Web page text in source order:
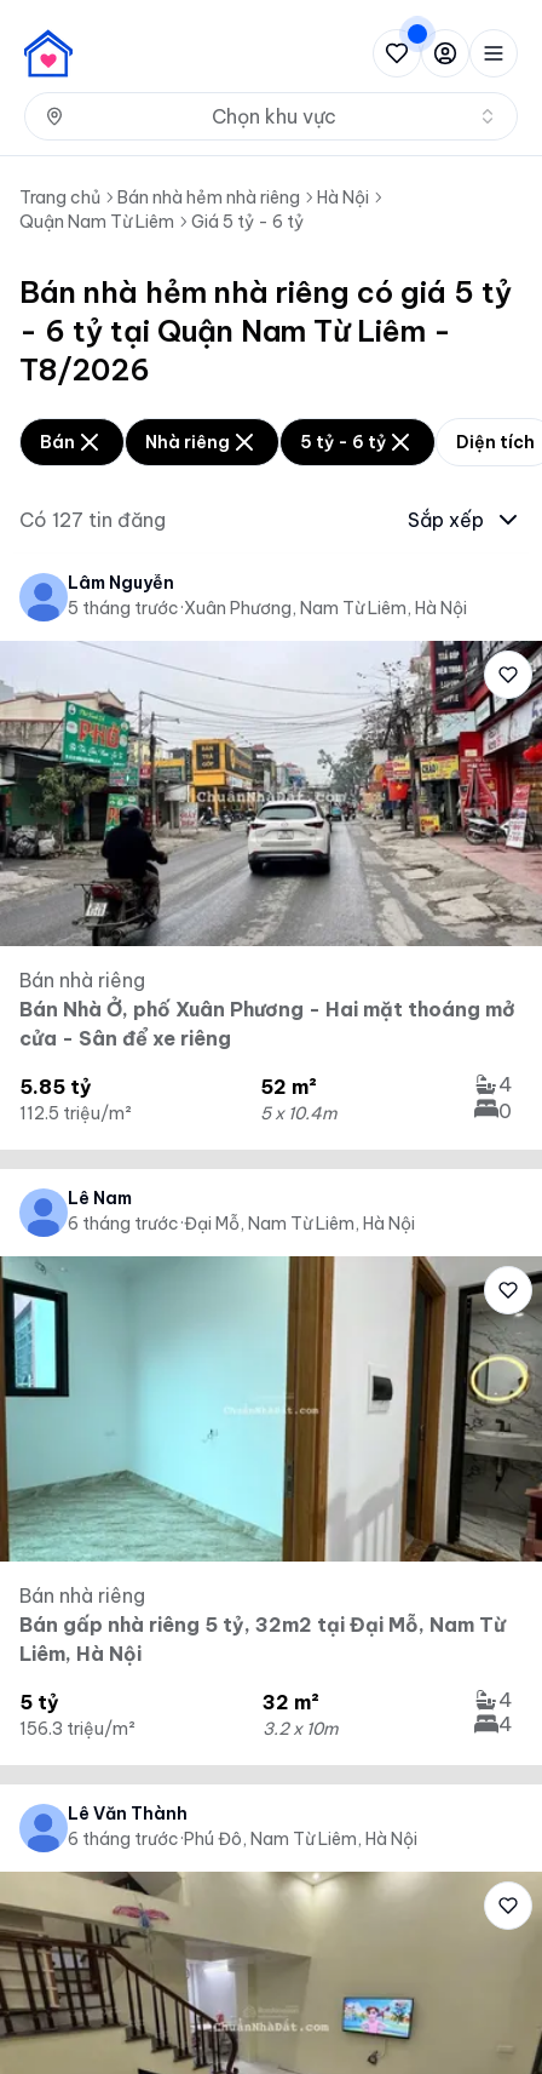
Chọn khu vực
Trang chủ Bán nhà hẻm nhà riêng
Hà Nội
Quận Nam Từ Liêm
Giá 5 tỷ - 6 tỷ
Bán nhà hẻm nhà riêng có giá 5 tỷ
- 6 tỷ tại Quận Nam Từ Liêm -
T8/2026
Bán Nhà riêng 5 tỷ - 6 tỷ Diện tích
Có 127 tin đăng Sắp xếp
Lâm Nguyễn
5 tháng trước·Xuân Phương, Nam Từ Liêm, Hà Nội
Bán nhà riêng
Bán Nhà Ở, phố Xuân Phương - Hai mặt thoáng mở
cửa - Sân để xe riêng
5.85 tỷ
112.5 triệu/m²
52 m²
5 x 10.4m
4
0
Lê Nam
6 tháng trước·Đại Mỗ, Nam Từ Liêm, Hà Nội
Bán nhà riêng
Bán gấp nhà riêng 5 tỷ, 32m2 tại Đại Mỗ, Nam Từ
Liêm, Hà Nội
5 tỷ
156.3 triệu/m²
32 m²
3.2 x 10m
4
4
Lê Văn Thành
6 tháng trước·Phú Đô, Nam Từ Liêm, Hà Nội